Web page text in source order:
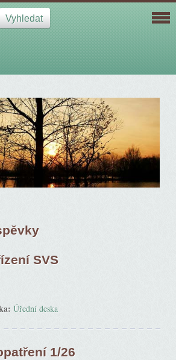
SVS
Úřední deska
1/26